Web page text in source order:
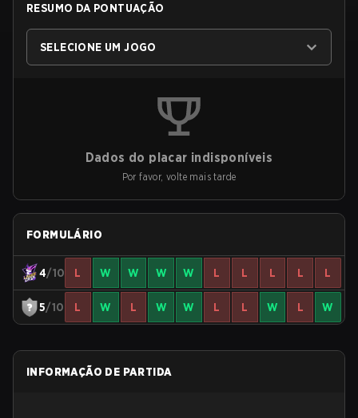
RESUMO DA PONTUAÇÃO
SELECIONE UM JOGO
Dados do placar indisponíveis
Por favor, volte mais tarde
FORMULÁRIO
4/10 L W W W W L L L L L
5/10 L W L W W L L W L W
INFORMAÇÃO DE PARTIDA